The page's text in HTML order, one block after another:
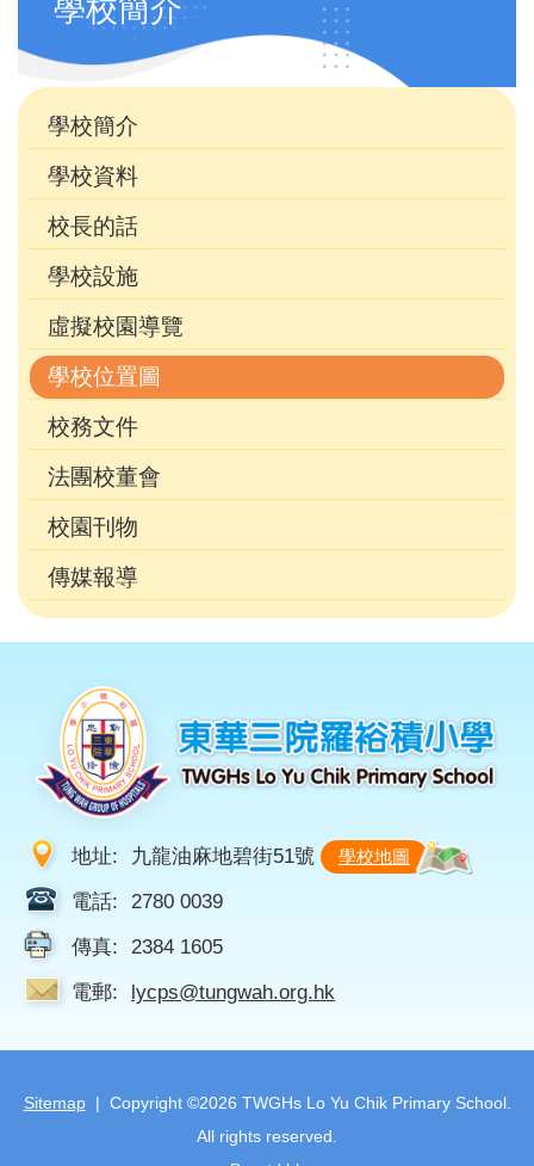
navigation
(自
訂)
學校簡介
學校簡介
學校資料
校長的話
學校設施
虛擬校園導覽
學校位置圖
校務文件
法團校董會
校園刊物
傳媒報導
地址: 九龍油麻地碧街51號 學校地圖
電話: 2780 0039
傳真: 2384 1605
電郵: lycps@tungwah.org.hk
Sitemap| Copyright ©2026 TWGHs Lo Yu Chik Primary School.
All rights reserved.